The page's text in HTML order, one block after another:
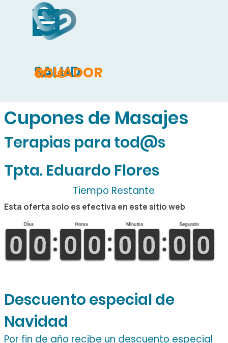
Vaya al Contenido
ECUADOR
SALUD
able
Saltar menú
Cupones de Masajes
Terapias para tod@s
Tpta. Eduardo Flores
Tiempo Restante
Esta oferta solo es efectiva en este sitio web
DÍas
9
9
0
0 9
9
0
0
Horas
9
9
0
0 9
9
0
0
Minutos
9
9
0
0 9
9
0
0
Segundo
9
9
0
0 9
9
0
0
Descuento especial de
Navidad
Por fin de año recibe un descuento especial